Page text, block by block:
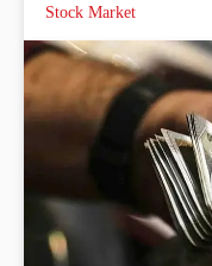
Stock Market